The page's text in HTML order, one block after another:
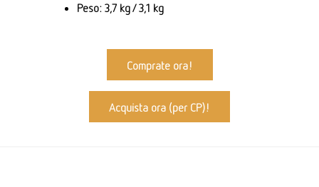
Peso: 3,7 kg / 3,1 kg
Comprate ora!
Acquista ora (per CP)!